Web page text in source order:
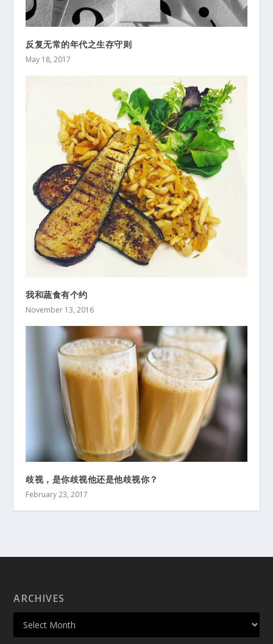
反复无常的年代之生存守则
May 18, 2017
我和蔬食有个约
November 13, 2016
歧视，是你歧视他还是他歧视你？
February 23, 2017
ARCHIVES